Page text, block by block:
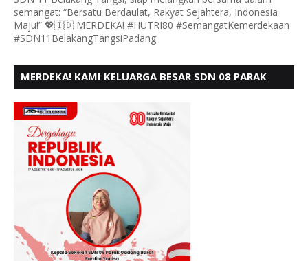
semangat: “Bersatu Berdaulat, Rakyat Sejahtera, Indonesia
Maju!” 💖🇮🇩 MERDEKA! #HUTRI80 #SemangatKemerdekaan
#SDN11BelakangTangsiPadang
MERDEKA! KAMI KELUARGA BESAR SDN 08 PARAK
- 80,